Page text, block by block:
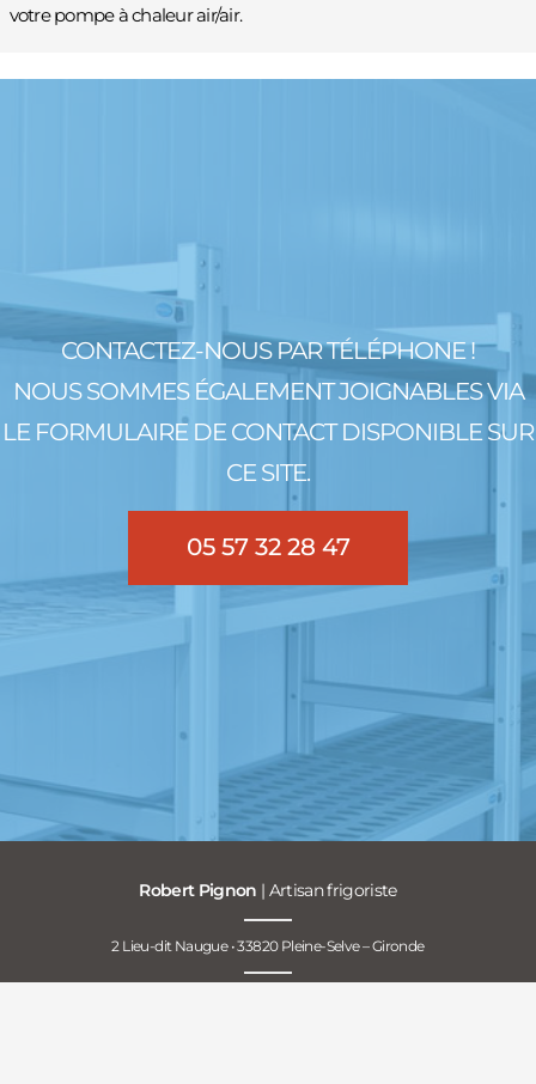
votre pompe à chaleur air/air.
CONTACTEZ-NOUS PAR TÉLÉPHONE !
NOUS SOMMES ÉGALEMENT JOIGNABLES VIA
LE FORMULAIRE DE CONTACT DISPONIBLE SUR
CE SITE.
05 57 32 28 47
Robert Pignon | Artisan frigoriste
2 Lieu-dit Naugue • 33820 Pleine-Selve – Gironde